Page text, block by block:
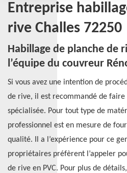
Entreprise
rive Challes 72250
Habillage de planche de
l’équipe du couvreur
Si vous avez une intention de
de rive, il est recommandé de
spécialisée. Pour tout type de
professionnel est en mesure de
qualité. Il a l’expérience pour ce
propriétaires préfèrent l’appeler
de rive en PVC. Pour plus de